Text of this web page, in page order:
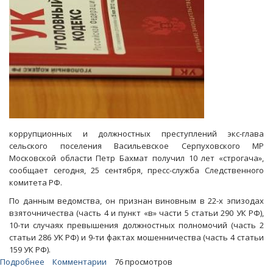
коррупционных и должностных преступлений экс-глава
сельского поселения Васильевское Серпуховского МР
Московской области Петр Бахмат получил 10 лет «строгача»,
сообщает сегодня, 25 сентября, пресс-служба Следственного
комитета РФ.
По данным ведомства, он признан виновным в 22-х эпизодах
взяточничества (часть 4 и пункт «в» части 5 статьи 290 УК РФ),
10-ти случаях превышения должностных полномочий (часть 2
статьи 286 УК РФ) и 9-ти фактах мошенничества (часть 4 статьи
159 УК РФ).
Подробнее
Комментарии 76 просмотров